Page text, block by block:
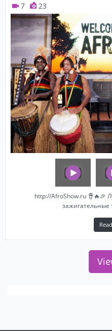
7
23
http://AfroShow.ru
зажигательные